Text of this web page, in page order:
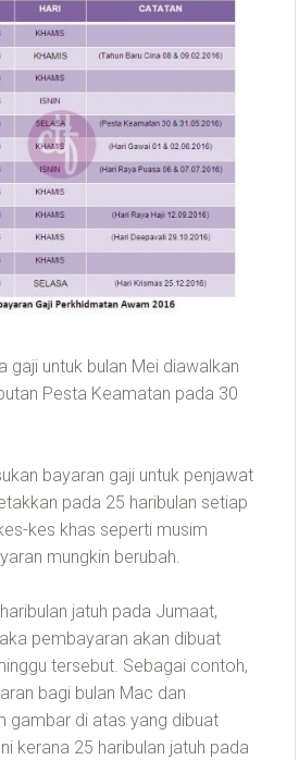
gaji untuk bulan Mei diawalkan
Pesta Keamatan pada 30
bayaran gaji untuk penjawat
pada 25 haribulan setiap
kes khas seperti musim
mungkin berubah.
jatuh pada Jumaat,
pembayaran akan dibuat
tersebut. Sebagai contoh,
bagi bulan Mac dan
gambar di atas yang dibuat
kerana 25 haribulan jatuh pada